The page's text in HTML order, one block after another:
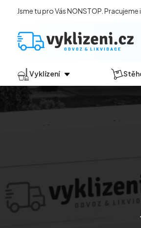
Jsme tu pro Vás NONSTOP. Pracujeme
Vyklízení
Jak vyklízení probíhá?
Vyklízení sklepů a garáží
Vyklízení zahrad